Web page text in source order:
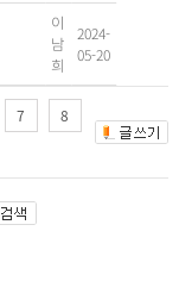
이
남
희
2024-
05-20
7
8